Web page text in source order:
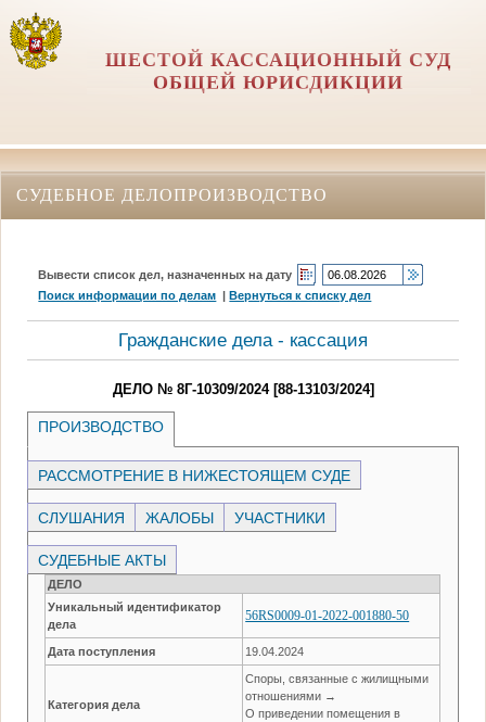
ШЕСТОЙ КАССАЦИОННЫЙ СУД
ОБЩЕЙ ЮРИСДИКЦИИ
СУДЕБНОЕ ДЕЛОПРОИЗВОДСТВО
Вывести список дел, назначенных на дату
Поиск информации по делам |Вернуться к списку дел
Гражданские дела - кассация
ДЕЛО № 8Г-10309/2024 [88-13103/2024]
ПРОИЗВОДСТВО
РАССМОТРЕНИЕ В НИЖЕСТОЯЩЕМ СУДЕ
СЛУШАНИЯ ЖАЛОБЫ УЧАСТНИКИ
СУДЕБНЫЕ АКТЫ
ДЕЛО
Уникальный идентификатор
дела
56RS0009-01-2022-001880-50
Дата поступления 19.04.2024
Категория дела
Споры, связанные с жилищными
отношениями →
О приведении помещения в